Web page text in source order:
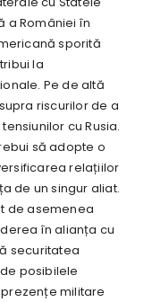
a României în
sporită
la
Pe de altă
riscurilor de a
cu Rusia.
să adopte o
relațiilor
de un singur aliat.
de asemenea
în alianța cu
securitatea
posibilele
militare